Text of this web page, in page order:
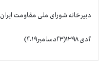
دبیرخانه شورای ملی مقاومت ایران
۲دی ۱۳۹۸(۲۳دسامبر۲۰۱۹)